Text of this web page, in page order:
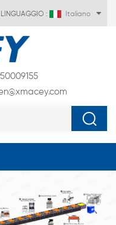
LINGUAGGIO : Italiano